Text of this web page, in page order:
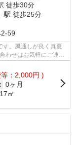
徒歩30分
」駅 徒歩25分
59
。風通しが良く真夏
わせはお気軽にご連絡
：2,000円 )
0ヶ月
㎡